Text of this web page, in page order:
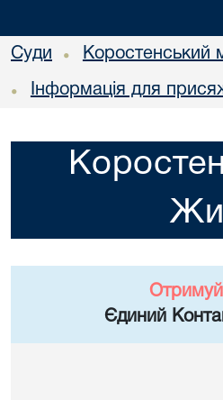
Суди • Коростенський
• Інформація для
Єдиний